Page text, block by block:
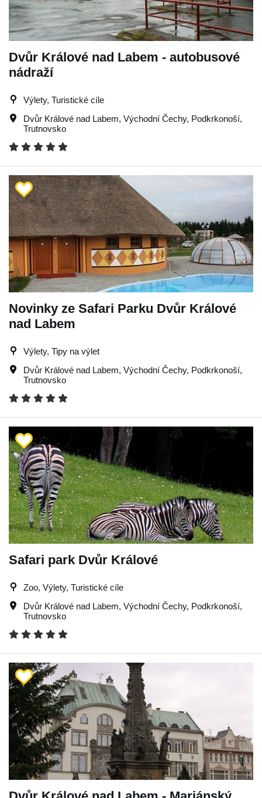
Dvůr Králové nad Labem - autobusové
nádraží
Výlety, Turistické cíle
Dvůr Králové nad Labem, Východní Čechy, Podkrkonoší,
Trutnovsko
Novinky ze Safari Parku Dvůr Králové
nad Labem
Výlety, Tipy na výlet
Dvůr Králové nad Labem, Východní Čechy, Podkrkonoší,
Trutnovsko
Safari park Dvůr Králové
Zoo, Výlety, Turistické cíle
Dvůr Králové nad Labem, Východní Čechy, Podkrkonoší,
Trutnovsko